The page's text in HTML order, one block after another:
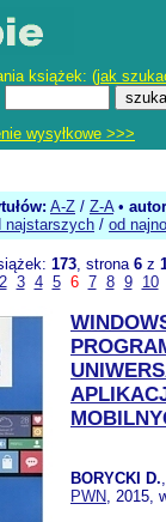
książek: (jak
wysyłkowe >>>
A-Z / Z-A•
najstarszych / od
173, strona 6z
2 3 4 5 6 7 8 9 10
BORYCKI D.
PWN, 2015,